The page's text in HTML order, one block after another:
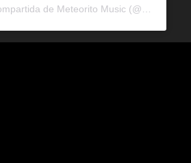
Una publicación compartida de Meteorito Music (@meteoritomusic)